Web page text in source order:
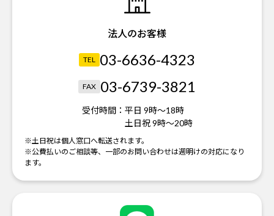
法人のお客様
TEL 03-6636-4323
FAX 03-6739-3821
受付時間： 平日 9時～18時
土日祝 9時～20時
※土日祝は個人窓口へ転送されます。
※公費払いのご相談等、一部のお問い合わせは週明けの対応になり
ます。